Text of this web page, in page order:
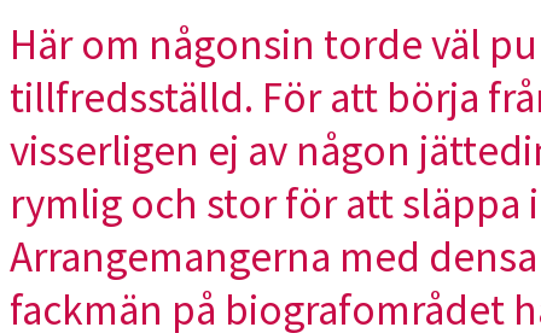
Här om någonsin torde väl
tillfredsställd. För att börja
visserligen ej av någon
rymlig och stor för att släppa
Arrangemangerna med
fackmän på biografområdet